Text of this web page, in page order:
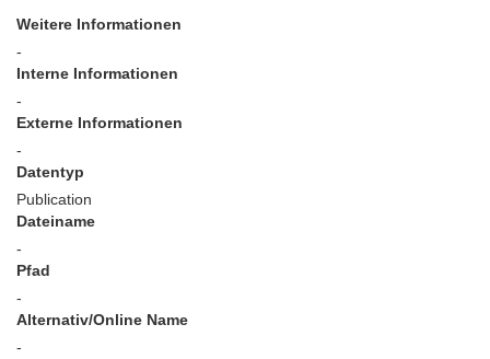
Weitere Informationen
-
Interne Informationen
-
Externe Informationen
-
Datentyp
Publication
Dateiname
-
Pfad
-
Alternativ/Online Name
-